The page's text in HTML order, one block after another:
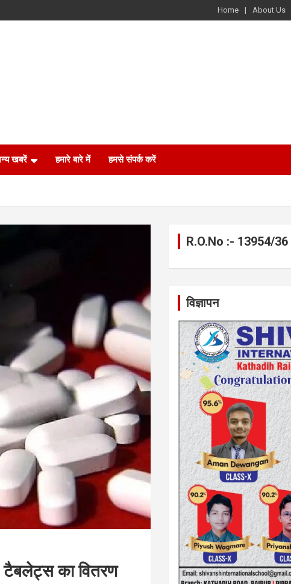
Home About Us
खबरें हमारे बारे में हमसे संपर्क करें
टैबलेट्स का वितरण
R.O.No :- 13954/36
विज्ञापन